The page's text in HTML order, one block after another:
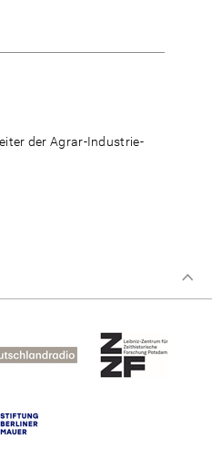
der Agrar-Industrie-